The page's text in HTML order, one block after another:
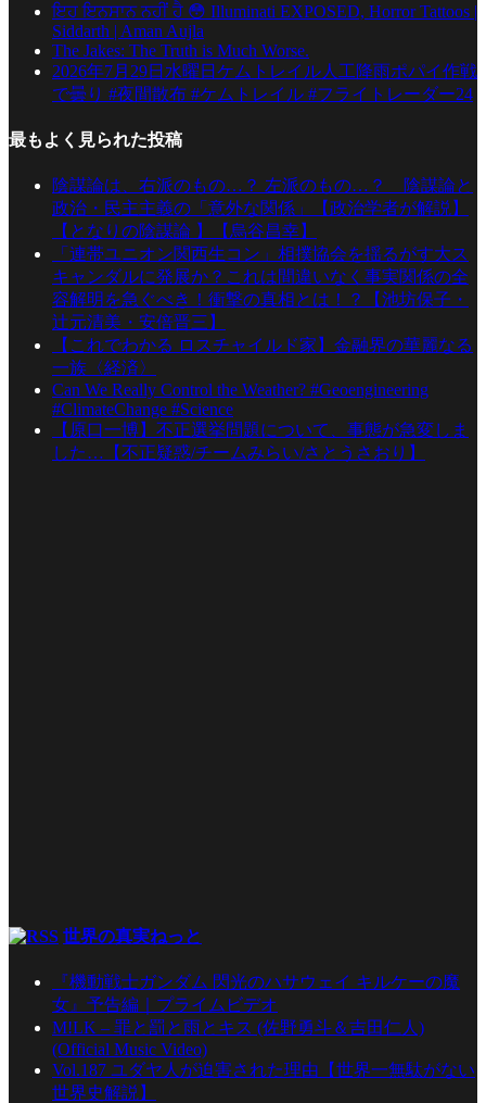
ਇਹ ਇਨਸਾਨ ਨਹੀਂ ਹੈ 😳 Illuminati EXPOSED, Horror Tattoos |
Siddarth | Aman Aujla
The Jakes: The Truth is Much Worse.
2026年7月29日水曜日ケムトレイル人工降雨ポパイ作戦
で曇り #夜間散布 #ケムトレイル #フライトレーダー24
最もよく見られた投稿
陰謀論は、右派のもの…？ 左派のもの…？ 陰謀論と
政治・民主主義の「意外な関係」【政治学者が解説】
【となりの陰謀論 】【烏谷昌幸】
「連帯ユニオン関西生コン」相撲協会を揺るがす大ス
キャンダルに発展か？これは間違いなく事実関係の全
容解明を急ぐべき！衝撃の真相とは！？【池坊保子・
辻元清美・安倍晋三】
【これでわかる ロスチャイルド家】金融界の華麗なる
一族〈経済〉
Can We Really Control the Weather? #Geoengineering
#ClimateChange #Science
【原口一博】不正選挙問題について、事態が急変しま
した…【不正疑惑/チームみらい/さとうさおり】
世界の真実ねっと
『機動戦士ガンダム 閃光のハサウェイ キルケーの魔
女』予告編｜プライムビデオ
M!LK – 罪と罰と雨とキス (佐野勇斗＆吉田仁人)
(Official Music Video)
Vol.187 ユダヤ人が迫害された理由【世界一無駄がない
世界史解説】